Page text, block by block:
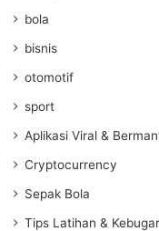
bola
bisnis
otomotif
sport
Aplikasi Viral &
Cryptocurrency
Sepak Bola
Tips Latihan &